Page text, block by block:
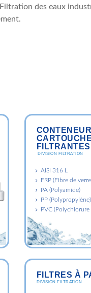
des eaux
FILTRANTES
DIVISION FILTRATION
AISI 316 L
FRP (Fibre de
PA (Polyamide)
PP (Polypropylène)
PVC (Polychlorure
FILTRES À
DIVISION FILTRATION